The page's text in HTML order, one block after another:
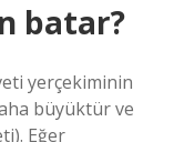
batar?
yerçekiminin
büyüktür ve
Eğer